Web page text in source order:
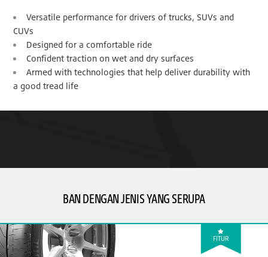
Versatile performance for drivers of trucks, SUVs and
CUVs
Designed for a comfortable ride
Confident traction on wet and dry surfaces
Armed with technologies that help deliver durability with
a good tread life
BAN DENGAN JENIS YANG SERUPA
FITUR